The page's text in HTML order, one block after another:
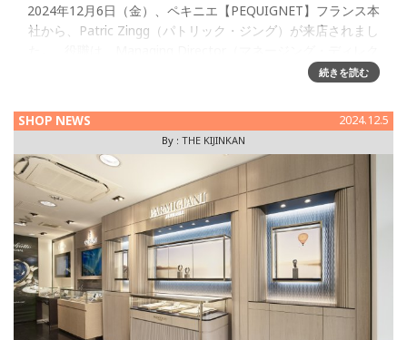
2024年12月6日（金）、ペキニエ【PEQUIGNET】フランス本
社から、Patric Zingg（パトリック・ジング）が来店されまし
続きを読む
SHOP NEWS 2024.12.5
By : THE KIJINKAN